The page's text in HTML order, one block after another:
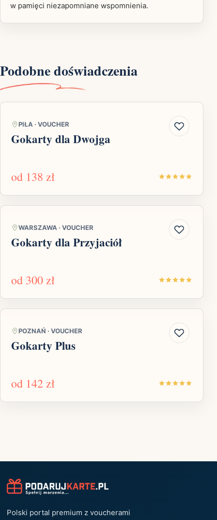
w pamięci niezapomniane wspomnienia.
Podobne doświadczenia
PIŁA · VOUCHER
Gokarty dla Dwojga
od 138 zł
WARSZAWA · VOUCHER
Gokarty dla Przyjaciół
od 300 zł
POZNAŃ · VOUCHER
Gokarty Plus
od 142 zł
Polski portal premium z voucherami